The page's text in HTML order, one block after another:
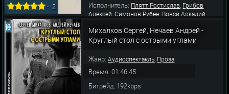
-2
Исполнитель: Плятт Ростислав, Грибов
Алексей,Симонов Рубен, Вовси Аркадий,
Владимир,Понсова Елена,Добржанская
Любовь,Доронин Виталий,Каюков Степан
Любезнов Иван,Владиславский Владимир
Михалков Сергей, Нечаев Андрей -
Круглый стол с острыми углами
Жанр:Аудиоспектакль, Проза
Время: 01:46:45
Битрейд: 192kbps